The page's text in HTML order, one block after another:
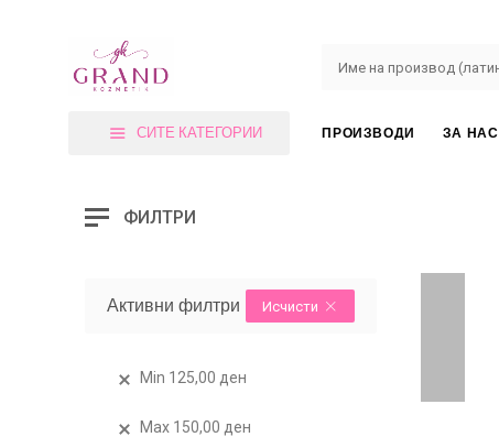
СИТЕ КАТЕГОРИИ ПРОИЗВОДИ ЗА НАС
ФИЛТРИ
Активни филтри Исчисти
Min 125,00 ден
Max 150,00 ден